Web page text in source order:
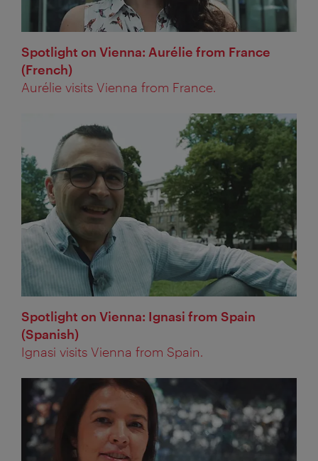
Spotlight on Vienna: Aurélie from France
(French)
Aurélie visits Vienna from France.
Spotlight on Vienna: Ignasi from Spain
(Spanish)
Ignasi visits Vienna from Spain.